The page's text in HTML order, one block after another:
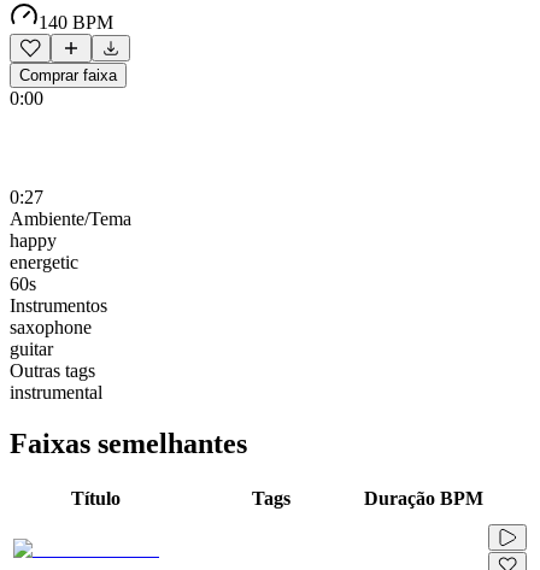
140 BPM
Comprar faixa
0:00
0:27
Ambiente/Tema
happy
energetic
60s
Instrumentos
saxophone
guitar
Outras tags
instrumental
Faixas semelhantes
Título Tags Duração BPM